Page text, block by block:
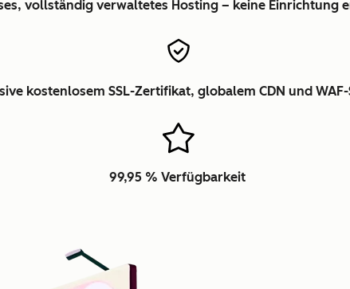
vollständig verwaltetes Hosting – keine Einrichtung
kostenlosem SSL-Zertifikat, globalem CDN und
99,95 % Verfügbarkeit